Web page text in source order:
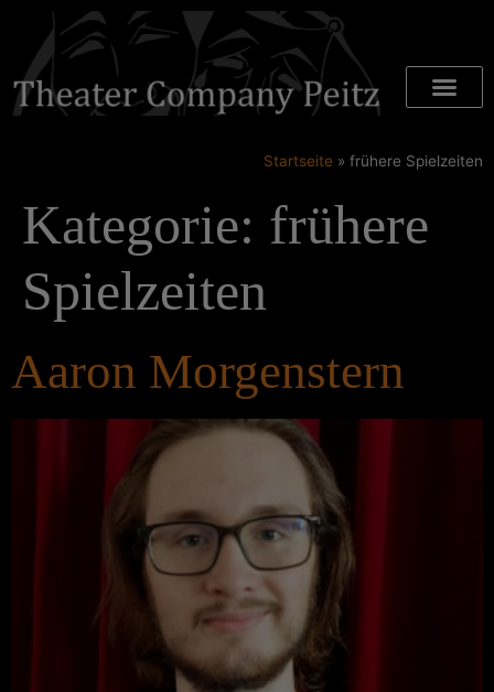
Startseite » frühere Spielzeiten
Kategorie: frühere
Spielzeiten
Aaron Morgenstern